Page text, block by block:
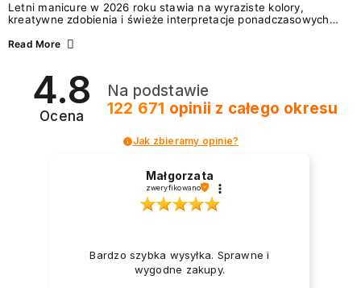
Letni manicure w 2026 roku stawia na wyraziste kolory,
kreatywne zdobienia i świeże interpretacje ponadczasowych
zarówno energetycznych odcieni inspirowanych wakacjami, jak
2026? Znajdź inspirację dla swojego manicure!
Read More
4.8
Ocena
Na podstawie
122 671 opinii z całego okresu
Jak zbieramy opinie?
Małgorzata
zweryfikowano
Bardzo szybka wysyłka. Sprawne i
wygodne zakupy.